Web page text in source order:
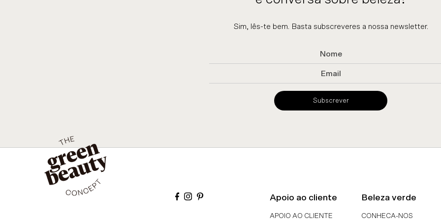
Sim, lês-te bem. Basta subscreveres a nossa newsletter.
Subscrever
Apoio ao cliente
APOIO AO CLIENTE
Beleza verde
CONHECA-NOS